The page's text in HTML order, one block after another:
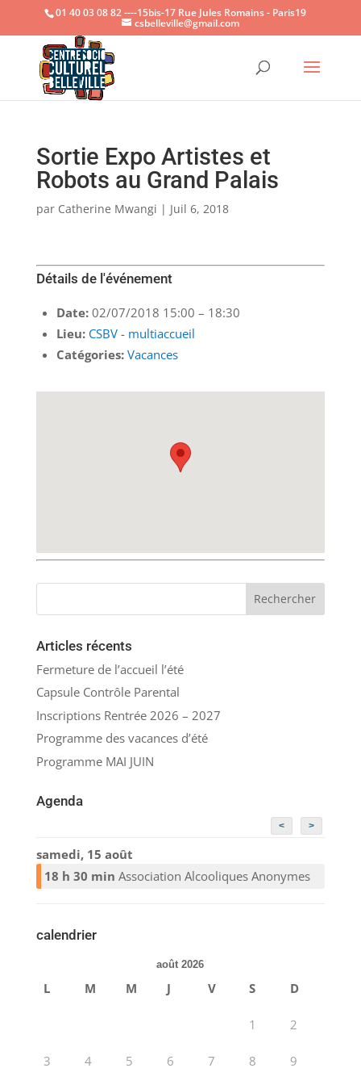
Ouvrir
01 40 03 08 82 ----15bis-17 Rue Jules Romains - Paris19
csbelleville@gmail.com
Sortie Expo Artistes et
Robots au Grand Palais
par Catherine Mwangi | Juil 6, 2018
Détails de l'événement
Date: 02/07/2018 15:00 – 18:30
Lieu: CSBV - multiaccueil
Catégories: Vacances
Articles récents
Fermeture de l’accueil l’été
Capsule Contrôle Parental
Inscriptions Rentrée 2026 – 2027
Programme des vacances d’été
Programme MAI JUIN
Agenda
< >
samedi, 15 août
18 h 30 min Association Alcooliques Anonymes
calendrier
août 2026
L M M J V S D
1 2
3 4 5 6 7 8 9